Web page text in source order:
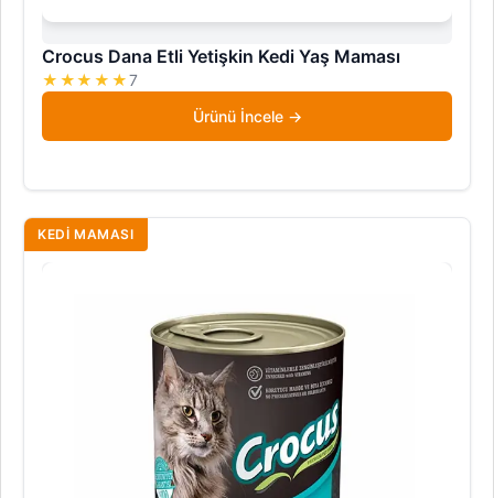
Crocus Dana Etli Yetişkin Kedi Yaş Maması
★★★★★7
Ürünü İncele
KEDI MAMASI